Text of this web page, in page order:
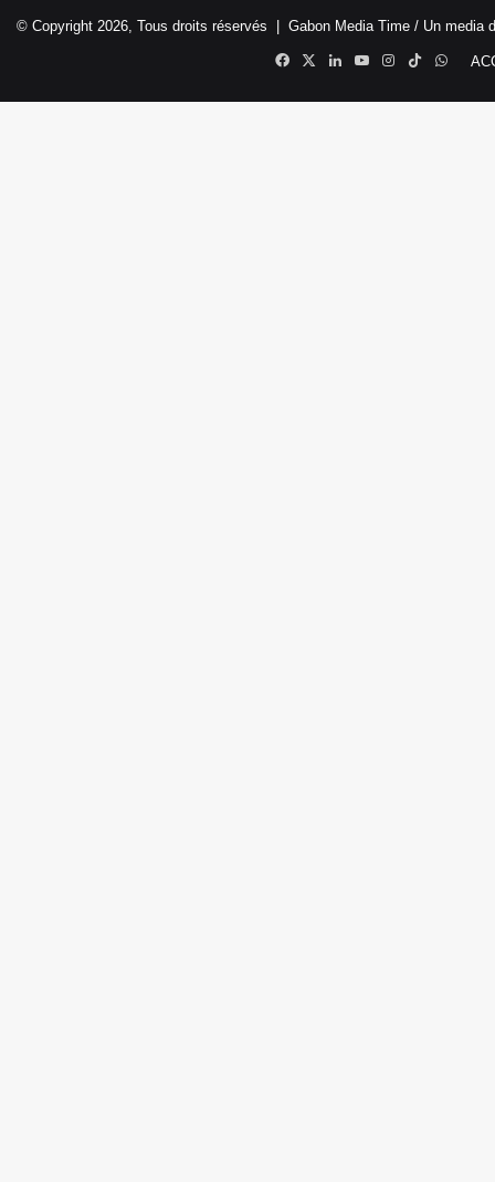
© Copyright 2026, Tous droits réservés | Gabon Media Time / Un media
Facebook
X LinkedinYouTubeInstagram
TikTok